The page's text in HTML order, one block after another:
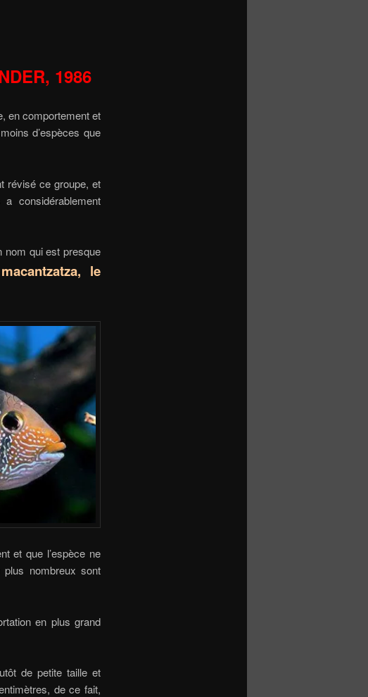
1986
en comportement et
d’espèces que
révisé ce groupe, et
considérablement
nom qui est presque
le
et que l’espèce ne
nombreux sont
en plus grand
de petite taille et
de ce fait,